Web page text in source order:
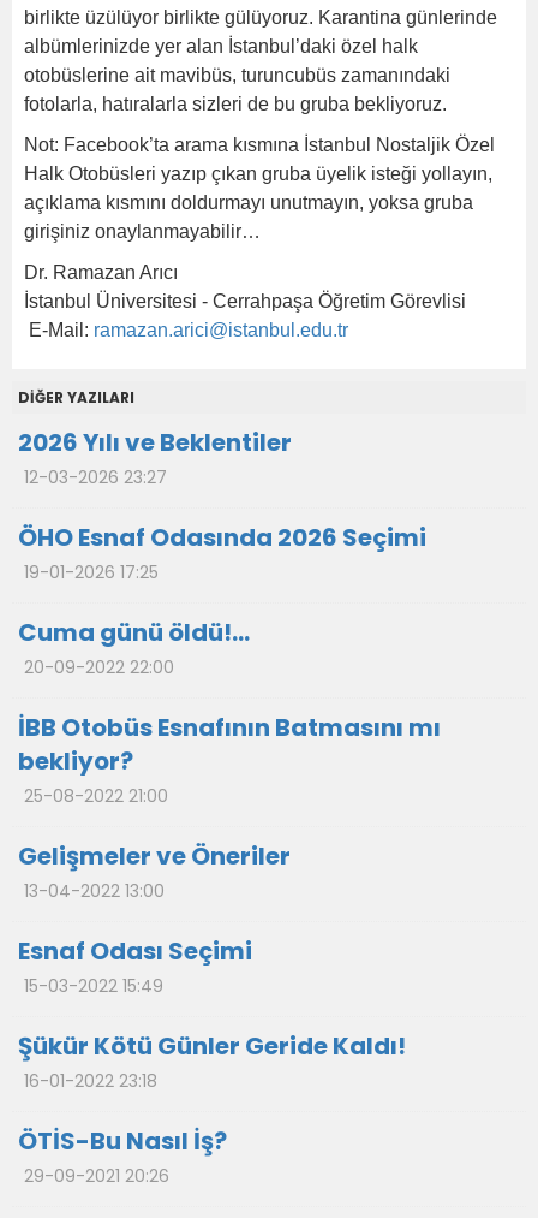
birlikte üzülüyor birlikte gülüyoruz. Karantina günlerinde
albümlerinizde yer alan İstanbul’daki özel halk
otobüslerine ait mavibüs, turuncubüs zamanındaki
fotolarla, hatıralarla sizleri de bu gruba bekliyoruz.
Not: Facebook’ta arama kısmına İstanbul Nostaljik Özel
Halk Otobüsleri yazıp çıkan gruba üyelik isteği yollayın,
açıklama kısmını doldurmayı unutmayın, yoksa gruba
girişiniz onaylanmayabilir…
Dr. Ramazan Arıcı
İstanbul Üniversitesi - Cerrahpaşa Öğretim Görevlisi
E-Mail: ramazan.arici@istanbul.edu.tr
DİĞER YAZILARI
2026 Yılı ve Beklentiler
12-03-2026 23:27
ÖHO Esnaf Odasında 2026 Seçimi
19-01-2026 17:25
Cuma günü öldü!...
20-09-2022 22:00
İBB Otobüs Esnafının Batmasını mı
bekliyor?
25-08-2022 21:00
Gelişmeler ve Öneriler
13-04-2022 13:00
Esnaf Odası Seçimi
15-03-2022 15:49
Şükür Kötü Günler Geride Kaldı!
16-01-2022 23:18
ÖTİS-Bu Nasıl İş?
29-09-2021 20:26